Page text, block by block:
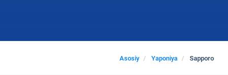
Asosiy Yaponiya Sapporo